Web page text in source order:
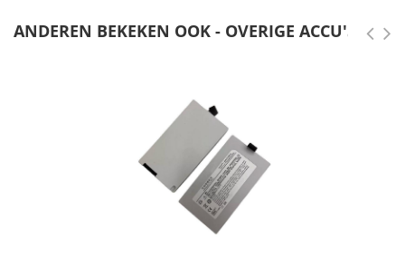
ANDEREN BEKEKEN OOK - OVERIGE ACCU'S